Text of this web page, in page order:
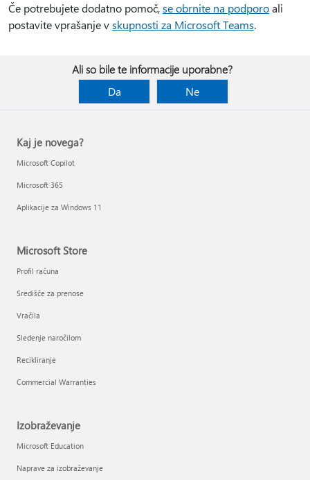
Če potrebujete dodatno pomoč,se obrnite na podporoali
postavite vprašanje vskupnosti za Microsoft Teams.
Ali so bile te informacije uporabne?
Da
Ne
Kaj je novega?
Microsoft Copilot
Microsoft 365
Aplikacije za Windows 11
Microsoft Store
Profil računa
Središče za prenose
Vračila
Sledenje naročilom
Recikliranje
Commercial Warranties
Izobraževanje
Microsoft Education
Naprave za izobraževanje